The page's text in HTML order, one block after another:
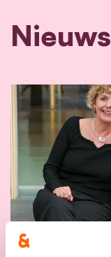
Nieuws